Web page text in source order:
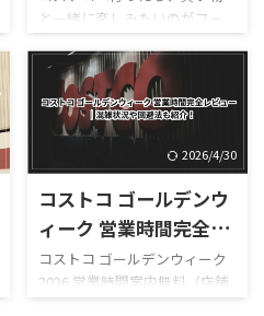
いることです。 実際にカット
された断面を見ると、大きな海
老が何個も入っているものもあ
り、「海老が少し入っているハ
イローラー」というより、しっ
かり海老が主役になっていま
す。 さらに、 ...
おすすめ52選
と一緒に楽しみたいのがフー
ドコートです。 180円のホット
ドッグをはじめ、巨大なピザ
やプルコギベイク、ソフトクリ
ーム、季節限定スムージーな
ど、コストコならではのボリュ
ーム満点メニューが並んでいま
す。 しかも2026年は新作がか
なり豊富。 現在は、 サーモン
ポキロール ボロネーゼポテト
セージカルッツォーネ クロワ
ッサンハム＆チーズ ほうじ茶
2026/4/30
コストコ ゴールデンウ
ィーク 営業時間完全レ
ビュー｜混雑状況や回
避法も紹介！
コストコ ゴールデンウィーク
2026 営業時間案内無料（店舗
利用時）／デリバリーは別途